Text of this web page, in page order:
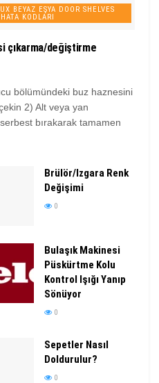
BEYAZ EŞYA DOOR SHELVES
KODLARI
çıkarma/değiştirme
bölümündeki buz haznesini
2) Alt veya yan
bırakarak tamamen
Brülör/Izgara Renk
Değişimi
0
Bulaşık Makinesi
Püskürtme Kolu
Kontrol Işığı Yanıp
Sönüyor
0
Sepetler Nasıl
Doldurulur?
0